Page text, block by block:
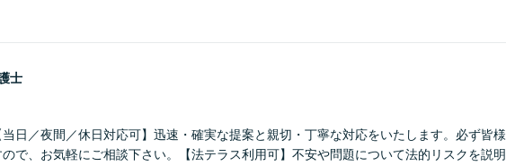
士
当日／夜間／休日対応可】迅速・確実な提案と親切・丁寧な対応をいたします。必ず皆様
で、お気軽にご相談下さい。【法テラス利用可】不安や問題について法的リスクを説明